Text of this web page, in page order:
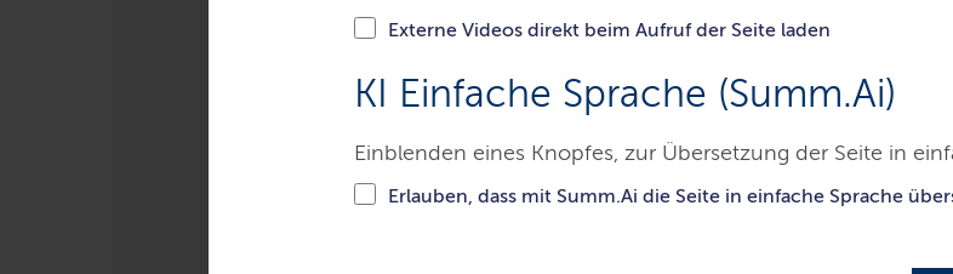
Externe Videos direkt beim Aufruf der Seite laden
KI Einfache Sprache (Summ.Ai)
Einblenden eines Knopfes, zur Übersetzung der Seite in
Erlauben, dass mit Summ.Ai die Seite in einfache Sprache
Wirtschaft Maritime Wirtschaft Meeresforschung
Meeresforschung